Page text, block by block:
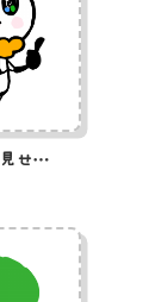
Good Jobと笑顔を見せる軽そうなうさぎのイラスト